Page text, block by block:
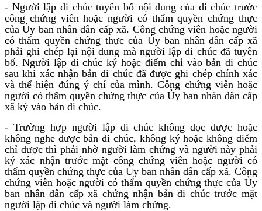
- Người lập di chúc tuyên bố nội dung của di chúc trước
công chứng viên hoặc người có thẩm quyền chứng thực
của Ủy ban nhân dân cấp xã. Công chứng viên hoặc người
có thẩm quyền chứng thực của Ủy ban nhân dân cấp xã
phải ghi chép lại nội dung mà người lập di chúc đã tuyên
bố. Người lập di chúc ký hoặc điểm chỉ vào bản di chúc
sau khi xác nhận bản di chúc đã được ghi chép chính xác
và thể hiện đúng ý chí của mình. Công chứng viên hoặc
người có thẩm quyền chứng thực của Ủy ban nhân dân cấp
xã ký vào bản di chúc.
- Trường hợp người lập di chúc không đọc được hoặc
không nghe được bản di chúc, không ký hoặc không điểm
chỉ được thì phải nhờ người làm chứng và người này phải
ký xác nhận trước mặt công chứng viên hoặc người có
thẩm quyền chứng thực của Ủy ban nhân dân cấp xã. Công
chứng viên hoặc người có thẩm quyền chứng thực của Ủy
ban nhân dân cấp xã chứng nhận bản di chúc trước mặt
người lập di chúc và người làm chứng.